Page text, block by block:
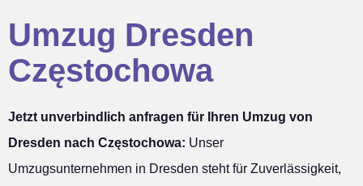
Umzug Dresden
Częstochowa
Jetzt unverbindlich anfragen für Ihren Umzug von
Dresden nach Częstochowa: Unser
Umzugsunternehmen in Dresden steht für Zuverlässigkeit,